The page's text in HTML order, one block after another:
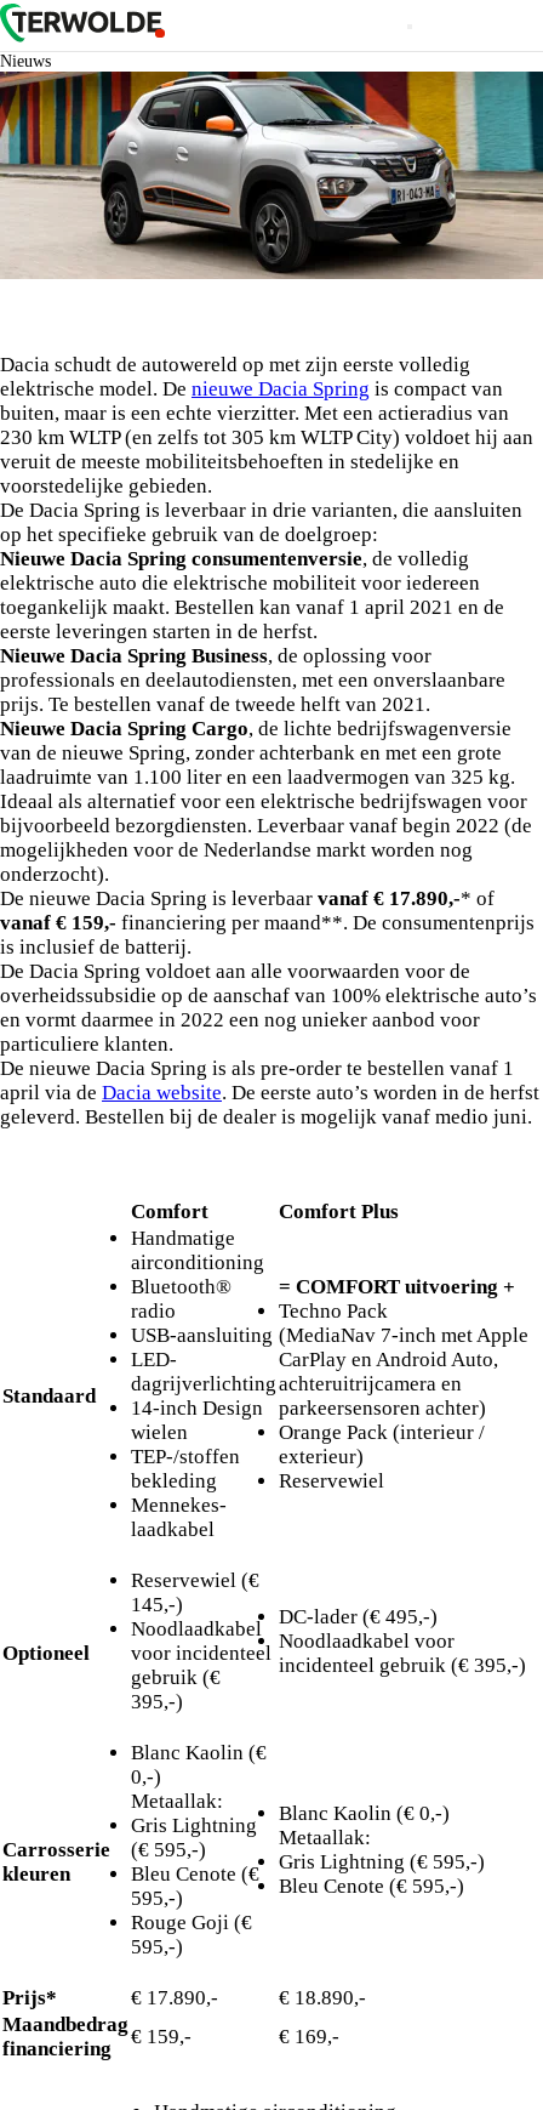
Nieuws
Dacia schudt de autowereld op met zijn eerste volledig
elektrische model. De nieuwe Dacia Spring is compact van
buiten, maar is een echte vierzitter. Met een actieradius van
230 km WLTP (en zelfs tot 305 km WLTP City) voldoet hij aan
veruit de meeste mobiliteitsbehoeften in stedelijke en
voorstedelijke gebieden.
De Dacia Spring is leverbaar in drie varianten, die aansluiten
op het specifieke gebruik van de doelgroep:
Nieuwe Dacia Spring consumentenversie, de volledig
elektrische auto die elektrische mobiliteit voor iedereen
toegankelijk maakt. Bestellen kan vanaf 1 april 2021 en de
eerste leveringen starten in de herfst.
Nieuwe Dacia Spring Business, de oplossing voor
professionals en deelautodiensten, met een onverslaanbare
prijs. Te bestellen vanaf de tweede helft van 2021.
Nieuwe Dacia Spring Cargo, de lichte bedrijfswagenversie
van de nieuwe Spring, zonder achterbank en met een grote
laadruimte van 1.100 liter en een laadvermogen van 325 kg.
Ideaal als alternatief voor een elektrische bedrijfswagen voor
bijvoorbeeld bezorgdiensten. Leverbaar vanaf begin 2022 (de
mogelijkheden voor de Nederlandse markt worden nog
onderzocht).
De nieuwe Dacia Spring is leverbaar vanaf € 17.890,-* of
vanaf € 159,- financiering per maand**. De consumentenprijs
is inclusief de batterij.
De Dacia Spring voldoet aan alle voorwaarden voor de
overheidssubsidie op de aanschaf van 100% elektrische auto’s
en vormt daarmee in 2022 een nog unieker aanbod voor
particuliere klanten.
De nieuwe Dacia Spring is als pre-order te bestellen vanaf 1
april via de Dacia website. De eerste auto’s worden in de herfst
geleverd. Bestellen bij de dealer is mogelijk vanaf medio juni.
Comfort Comfort Plus
Standaard
Handmatige
airconditioning
Bluetooth®
radio
USB-aansluiting
LED-
dagrijverlichting
14-inch Design
wielen
TEP-/stoffen
bekleding
Mennekes-
laadkabel
= COMFORT uitvoering +
Techno Pack
(MediaNav 7-inch met Apple
CarPlay en Android Auto,
achteruitrijcamera en
parkeersensoren achter)
Orange Pack (interieur /
exterieur)
Reservewiel
Optioneel
Reservewiel (€
145,-)
Noodlaadkabel
voor incidenteel
gebruik (€
395,-)
DC-lader (€ 495,-)
Noodlaadkabel voor
incidenteel gebruik (€ 395,-)
Carrosserie
kleuren
Blanc Kaolin (€
0,-)
Metaallak:
Gris Lightning
(€ 595,-)
Bleu Cenote (€
595,-)
Rouge Goji (€
595,-)
Blanc Kaolin (€ 0,-)
Metaallak:
Gris Lightning (€ 595,-)
Bleu Cenote (€ 595,-)
Prijs* € 17.890,-
€ 18.890,-
Maandbedrag
financiering
€ 159,- € 169,-